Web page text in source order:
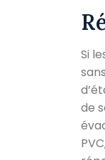
Si
de